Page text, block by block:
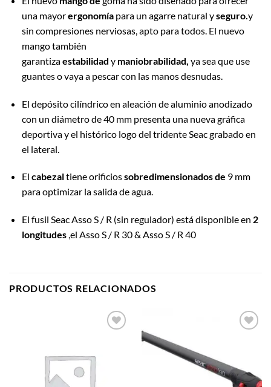
una mayorergonomíapara un agarre natural yseguro.y
sin compresiones nerviosas, apto para todos. El nuevo
mango también
garantizaestabilidad y maniobrabilidad, ya sea que use
guantes o vaya a pescar con las manos desnudas.
El depósito cilíndrico en aleación de aluminio anodizado
con un diámetro de 40 mm presenta una nueva gráfica
deportiva y el histórico logo del tridente Seac grabado en
el lateral.
El cabezaltiene orificiossobredimensionados de 9 mm
para optimizar la salida de agua.
El fusil Seac Asso S / R (sin regulador) está disponible en 2
longitudes,el Asso S / R 30 & Asso S / R 40
PRODUCTOS RELACIONADOS